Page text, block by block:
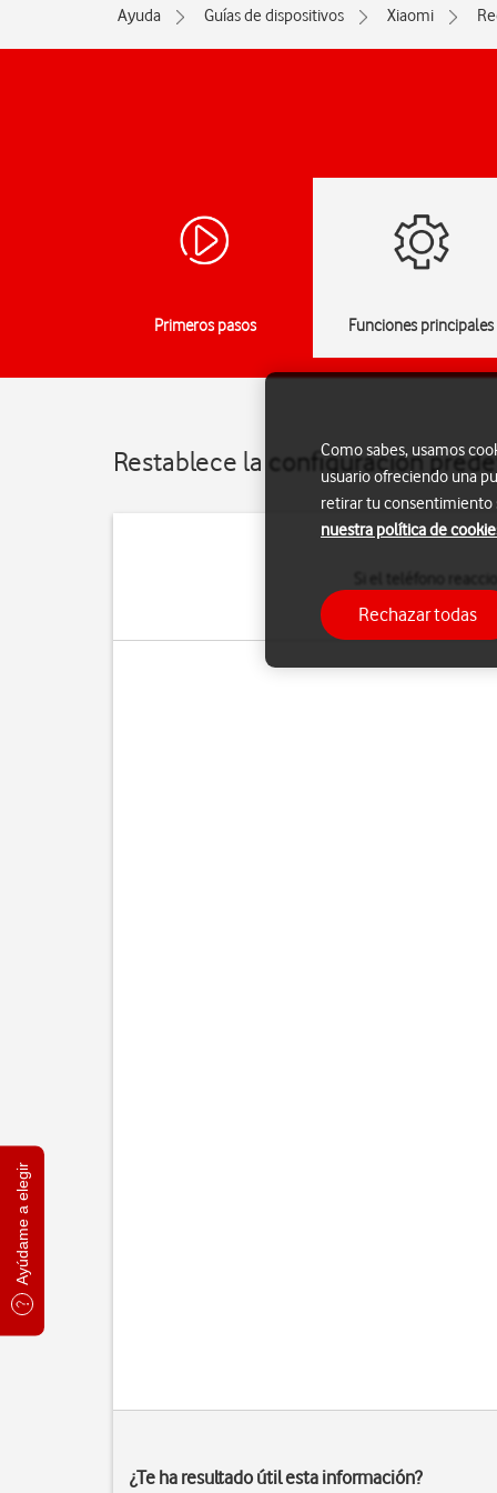
Ayúdame a elegir
Ayuda Guías de dispositivos Xiaomi
Primeros pasos Funciones principales
Restablece la configuración
configuración
¿Te ha resultado útil esta información?
Como sabes, usamos
usuario ofreciendo una
retirar tu consentimiento
nuestra política de
Rechazar todas